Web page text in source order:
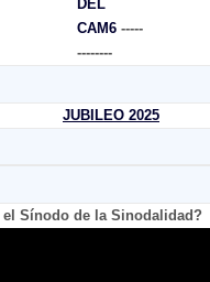
DEL
CAM6-----
--------
JUBILEO 2025
el Sínodo de la Sinodalidad?